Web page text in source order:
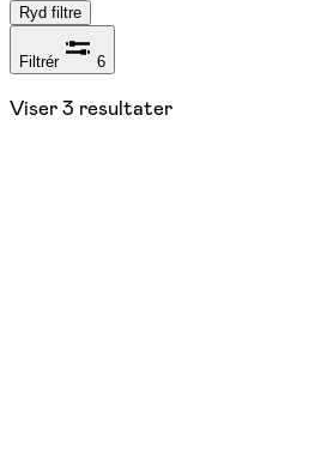
Ryd filtre
Filtrér 6
Viser3 resultater